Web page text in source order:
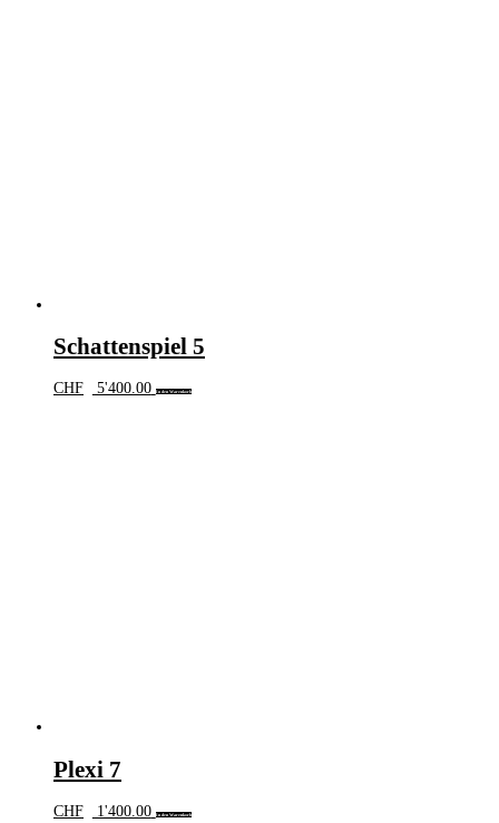
Schattenspiel 5
CHF 5'400.00 In den Warenkorb
Plexi 7
CHF 1'400.00 In den Warenkorb